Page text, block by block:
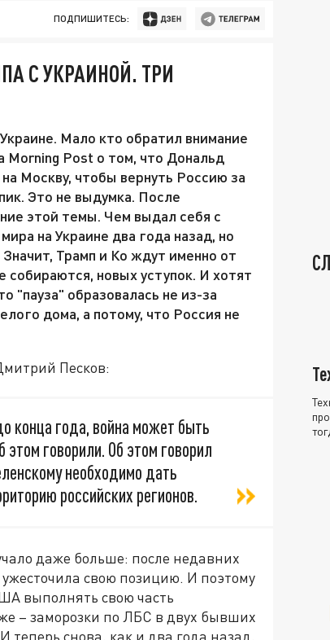
ПОДПИШИТЕСЬ:
С УКРАИНОЙ. ТРИ
Мало кто обратил внимание
Morning Post о том, что Дональд
Москву, чтобы вернуть Россию за
Это не выдумка. После
этой темы. Чем выдал себя с
на Украине два года назад, но
Трамп и Ко ждут именно от
собираются, новых уступок. И хотят
"пауза" образовалась не из-за
дома, а потому, что Россия не
Песков:
конца года, война может быть
говорили. Об этом говорил
необходимо дать
российских регионов.
даже больше: после недавних
свою позицию. И поэтому
выполнять свою часть
– заморозки по ЛБС в двух бывших
теперь снова, как и два года назад,